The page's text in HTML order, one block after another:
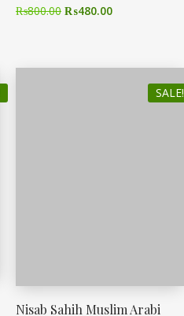
₨800.00 ₨480.00
SALE!
Nisab Sahih Muslim Arabi